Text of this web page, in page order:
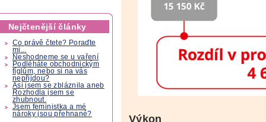
Nejčtenější články
Co právě čtete? Poraďte
mi...
Neshodneme se u vaření
Podléháte obchodnickým
fíglům, nebo si na vás
nepřijdou?
Asi jsem se zbláznila aneb
Rozhodla jsem se
zhubnout.
Jsem feministka a mé
nároky jsou přehnané?
Výkon